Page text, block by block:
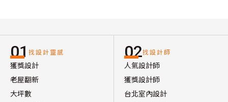
01 找設計靈感
獲獎設計
老屋翻新
大坪數
02找設計師
人氣設計師
獲獎設計師
台北室內設計